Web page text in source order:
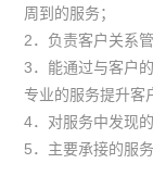
周到的服务；
2．负责客户关系
3．能通过与客户
专业的服务提升客
4．对服务中发现
5．主要承接的服